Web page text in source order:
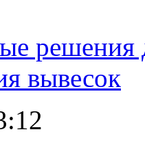
решения
вывесок